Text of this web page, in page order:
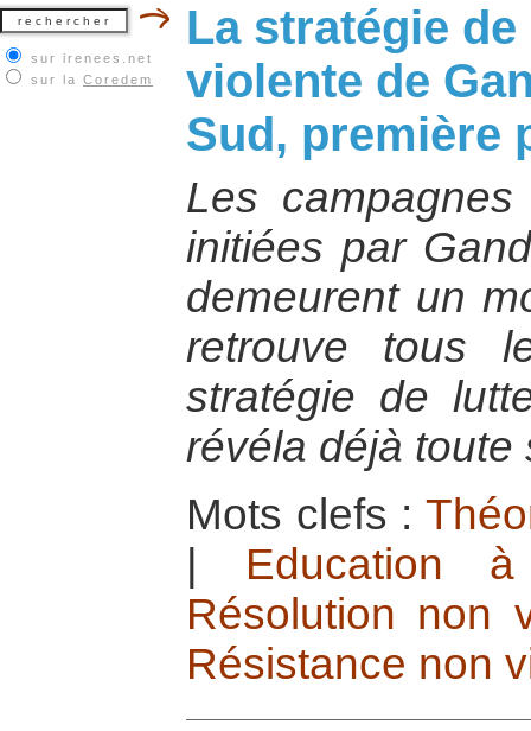
sur irenees.net
sur la Coredem
La stratégie de
violente de
Sud, première
Les campagnes
initiées par
demeurent un
retrouve tous
stratégie de
révéla déjà toute
Mots clefs :
Education
Résolution non
Résistance non